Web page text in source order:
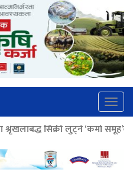
‘कर्मा समूह’का नाइकेसहित पाँच